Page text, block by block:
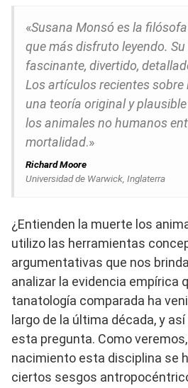
«Susana Monsó es la
que más disfruto leyendo.
fascinante, divertido,
Los artículos recientes sobre
una teoría original y
los animales no humanos
mortalidad.»
Richard Moore
Universidad de Warwick, Inglaterra
¿Entienden la muerte los
utilizo las herramientas
argumentativas que nos
analizar la evidencia empírica
tanatología comparada ha
largo de la última década, y
esta pregunta. Como
nacimiento esta disciplina se
ciertos sesgos